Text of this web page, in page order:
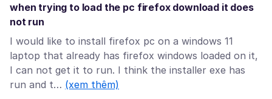
when trying to load the pc firefox download it does
not run
I would like to install firefox pc on a windows 11
laptop that already has firefox windows loaded on it,
I can not get it to run. I think the installer exe has
run and t… (xem thêm)